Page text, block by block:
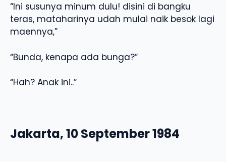
“Ini susunya minum dulu! disini di bangku
teras, mataharinya udah mulai naik besok lagi
maennya,”
“Bunda, kenapa ada bunga?”
“Hah? Anak ini..”
Jakarta, 10 September 1984